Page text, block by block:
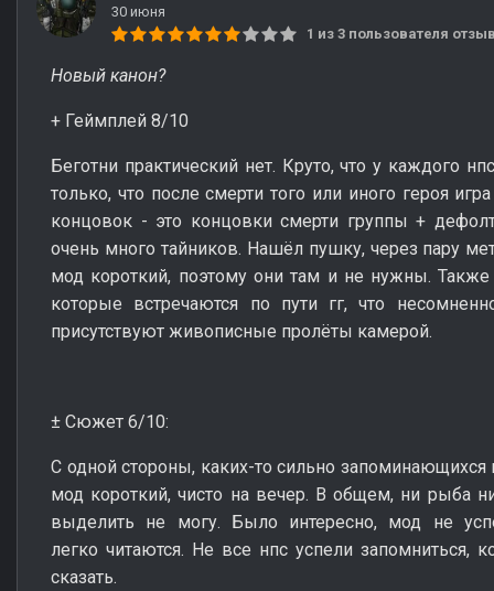
30 июня
1 из 3 пользователя
Новый канон?
+ Геймплей 8/10
Беготни практический нет. Круто, что у каждого
только, что после смерти того или иного героя
концовок - это концовки смерти группы +
очень много тайников. Нашёл пушку, через пару
мод короткий, поэтому они там и не нужны. Также
которые встречаются по пути гг, что
присутствуют живописные пролёты камерой.
± Сюжет 6/10:
С одной стороны, каких-то сильно запоминающихся
мод короткий, чисто на вечер. В общем, ни рыба
выделить не могу. Было интересно, мод не
легко читаются. Не все нпс успели запомниться,
сказать.